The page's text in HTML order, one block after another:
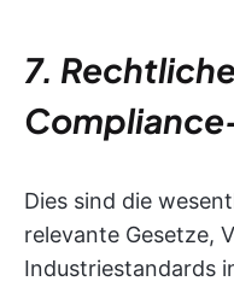
7.
Dies sind die
relevante Gesetze,
Industriestandards